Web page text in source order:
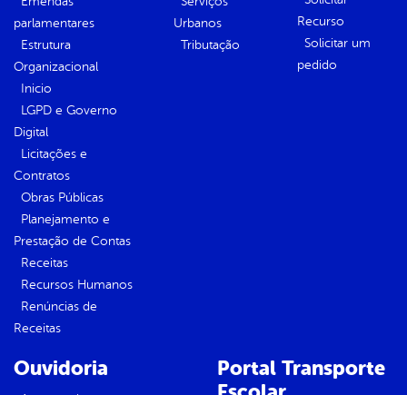
parlamentares
Estrutura
Organizacional
Inicio
LGPD e Governo
Digital
Licitações e
Contratos
Obras Públicas
Planejamento e
Prestação de Contas
Receitas
Recursos Humanos
Renúncias de
Receitas
Urbanos
Tributação
Recurso
Solicitar um
pedido
Ouvidoria
Portal Transporte